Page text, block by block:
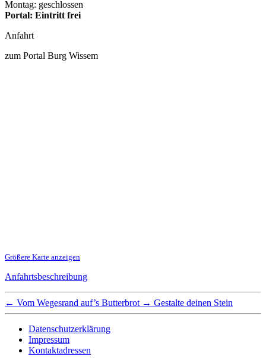
Montag: geschlossen
Portal: Eintritt frei
Anfahrt
zum Portal Burg Wissem
Größere Karte anzeigen
Anfahrtsbeschreibung
← Vom Wegesrand auf’s Butterbrot → Gestalte deinen Stein
Datenschutzerklärung
Impressum
Kontaktadressen